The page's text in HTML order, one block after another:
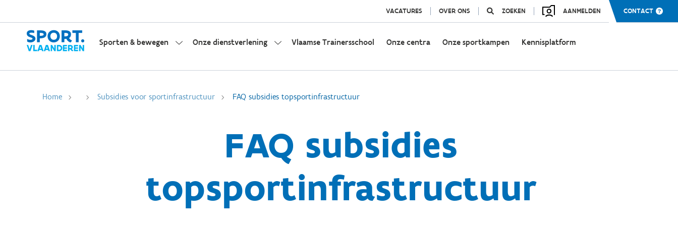
VACATURES OVER ONS ZOEKEN AANMELDEN CONTACT
Sporten & bewegen Onze dienstverlening Vlaamse Trainersschool Onze centra Onze sportkampen Kennisplatform
Home Subsidies voor sportinfrastructuur FAQ subsidies topsportinfrastructuur
FAQ subsidies
topsportinfrastructuur